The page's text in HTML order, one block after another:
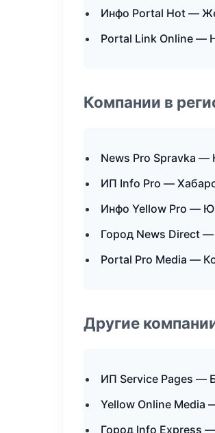
Инфо Portal Hot —
Portal Link Online —
Компании в
News Pro Spravka
ИП Info Pro —
Инфо Yellow Pro —
Город News Direct
Portal Pro Media —
Другие
ИП Service Pages —
Yellow Online Media
Город Info Express